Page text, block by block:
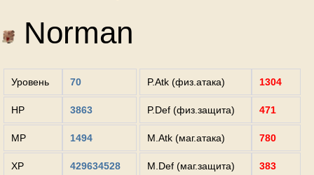
Norman
Уровень 70
HP 3863
MP 1494
XP 429634528
P.Atk (физ.атака) 1304
P.Def (физ.защита) 471
M.Atk (маг.атака) 780
M.Def (маг.защита) 383